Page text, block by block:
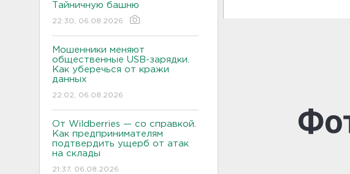
Тайничную башню
22:30, 06.08.2026
Мошенники меняют
общественные USB-зарядки.
Как уберечься от кражи
данных
22:02, 06.08.2026
От Wildberries — со справкой.
Как предпринимателям
подтвердить ущерб от атак
на склады
21:37, 06.08.2026